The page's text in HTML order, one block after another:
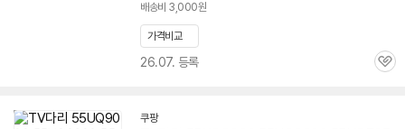
배송비 3,000원
가격비교
26.07. 등록
관
쿠팡